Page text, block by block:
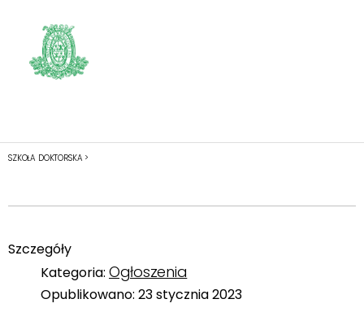
SZKOŁA DOKTORSKA >
Szczegóły
Kategoria: Ogłoszenia
Opublikowano: 23 stycznia 2023